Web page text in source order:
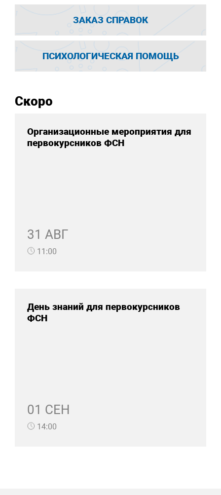
ЗАКАЗ СПРАВОК
ПСИХОЛОГИЧЕСКАЯ ПОМОЩЬ
Скоро
Организационные мероприятия для
первокурсников ФСН
31 АВГ
11:00
День знаний для первокурсников
ФСН
01 СЕН
14:00